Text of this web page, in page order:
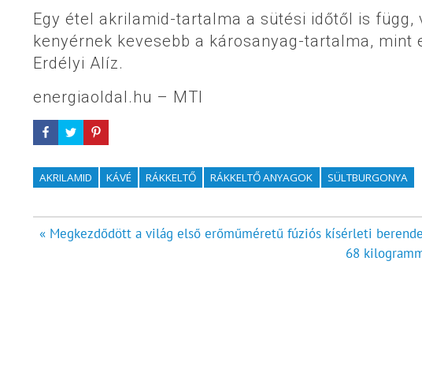
Egy étel akrilamid-tartalma a sütési időtől is
kenyérnek kevesebb a károsanyag-tartalma,
Erdélyi Alíz.
energiaoldal.hu – MTI
AKRILAMID KÁVÉ RÁKKELTŐ RÁKKELTŐ ANYAGOK SÜLTBURGONYA
Bejegyzés
« Megkezdődött a világ első erőműméretű fúziós kísérleti
68